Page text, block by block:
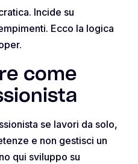
Incide su
Ecco la logica
come
se lavori da solo,
e non gestisci un
qui sviluppo su